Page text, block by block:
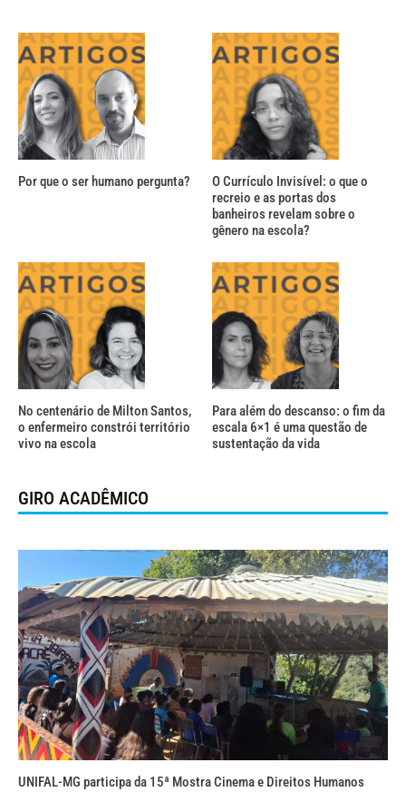
Por que o ser humano pergunta?
O Currículo Invisível: o que o
recreio e as portas dos
banheiros revelam sobre o
gênero na escola?
No centenário de Milton Santos,
o enfermeiro constrói território
vivo na escola
Para além do descanso: o fim da
escala 6×1 é uma questão de
sustentação da vida
GIRO ACADÊMICO
UNIFAL-MG participa da 15ª Mostra Cinema e Direitos Humanos